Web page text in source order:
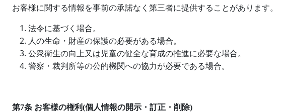
お客様に関する情報を事前の承諾なく第三者に提供することがあります。
法令に基づく場合。
人の生命・財産の保護の必要がある場合。
公衆衛生の向上又は児童の健全な育成の推進に必要な場合。
警察・裁判所等の公的機関への協力が必要である場合。
第7条 お客様の権利(個人情報の開示・訂正・削除)